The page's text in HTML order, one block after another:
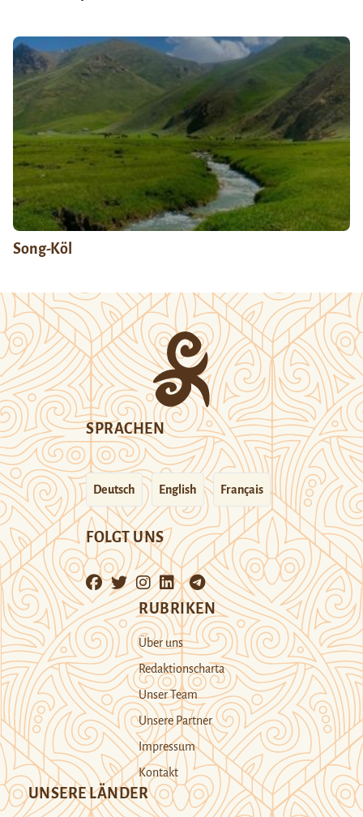
Song-Köl
SPRACHEN
Deutsch English Français
FOLGT UNS
RUBRIKEN
Über uns
Redaktionscharta
Unser Team
Unsere Partner
Impressum
Kontakt
UNSERE LÄNDER